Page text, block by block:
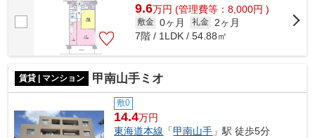
9.6万円 (管理費等：8,000円 )
敷金 0ヶ月 礼金
2ヶ月
7階 / 1LDK / 54.88㎡
賃貸 | マンション 甲南山手ミオ
敷0
14.4万円
東海道本線 「甲南山手 」駅 徒歩5分